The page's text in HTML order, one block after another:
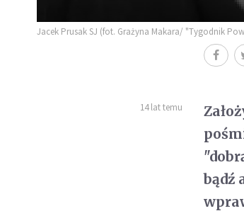
Jacek Prusak SJ (fot. Grażyna Makara/ "Tygodnik
14 lat temu
bądź